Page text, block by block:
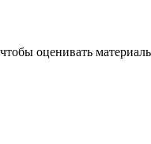
оценивать